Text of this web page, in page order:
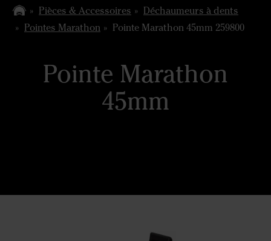
Pièces & Accessoires
Déchaumeurs à dents
Pointes Marathon
Pointe Marathon 45mm 259800
Pointe Marathon
45mm